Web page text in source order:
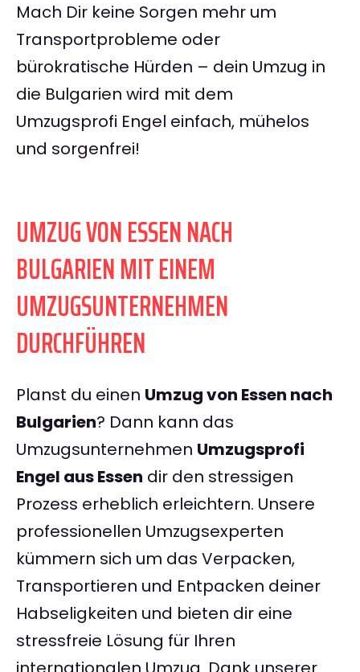
Mach Dir keine Sorgen mehr um
Transportprobleme oder
bürokratische Hürden – dein Umzug in
die Bulgarien wird mit dem
Umzugsprofi Engel einfach, mühelos
und sorgenfrei!
UMZUG VON ESSEN NACH
BULGARIEN MIT EINEM
UMZUGSUNTERNEHMEN
DURCHFÜHREN
Planst du einen Umzug von Essen nach
Bulgarien? Dann kann das
Umzugsunternehmen Umzugsprofi
Engel aus Essen dir den stressigen
Prozess erheblich erleichtern. Unsere
professionellen Umzugsexperten
kümmern sich um das Verpacken,
Transportieren und Entpacken deiner
Habseligkeiten und bieten dir eine
stressfreie Lösung für Ihren